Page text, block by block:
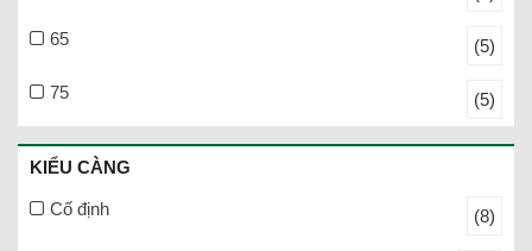
65 (5)
75 (5)
KIỂU CÀNG
Cố định (8)